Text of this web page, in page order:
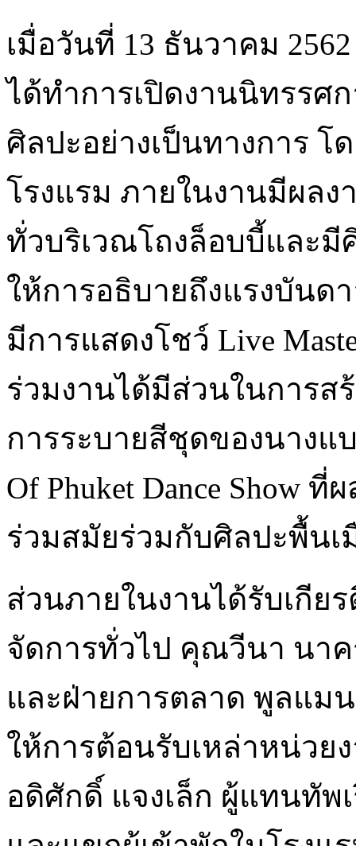
เมื่อวันที่ 13 ธันวาคม
ได้ทำการเปิดงานนิทรรศ
ศิลปะอย่างเป็นทางการ โ
โรงแรม ภายในงานมีผล
ทั่วบริเวณโถงล็อบบี้และมี
ให้การอธิบายถึงแรงบันด
มีการแสดงโชว์ Live
ร่วมงานได้มีส่วนในการส
การระบายสีชุดของนางแ
Of Phuket Dance Show
ร่วมสมัยร่วมกับศิลปะพื้นเ
ส่วนภายในงานได้รับเกีย
จัดการทั่วไป คุณวีนา นา
และฝ่ายการตลาด พูลแม
ให้การต้อนรับเหล่าหน่วย
อดิศักดิ์ แจงเล็ก ผู้แทนทัพ